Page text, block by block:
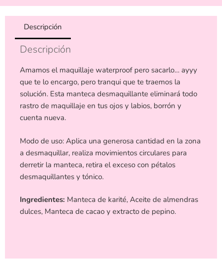
Descripción
Descripción
Amamos el maquillaje waterproof pero sacarlo… ayyy
que te lo encargo, pero tranqui que te traemos la
solución. Esta manteca desmaquillante eliminará todo
rastro de maquillaje en tus ojos y labios, borrón y
cuenta nueva.
Modo de uso: Aplica una generosa cantidad en la zona
a desmaquillar, realiza movimientos circulares para
derretir la manteca, retira el exceso con pétalos
desmaquillantes y tónico.
Ingredientes: Manteca de karité, Aceite de almendras
dulces, Manteca de cacao y extracto de pepino.